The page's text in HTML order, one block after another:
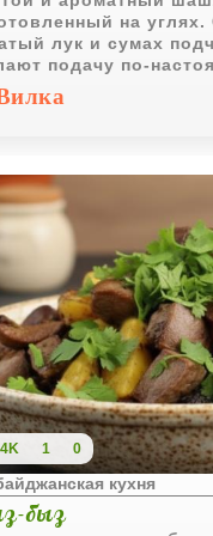
на углях.
лук и сумах
подачу по-
4K 1 0
кухня
быз